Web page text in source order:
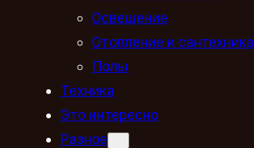
Освещение
Отопление и сантехника
Полы
Техника
Это интересно
Разное